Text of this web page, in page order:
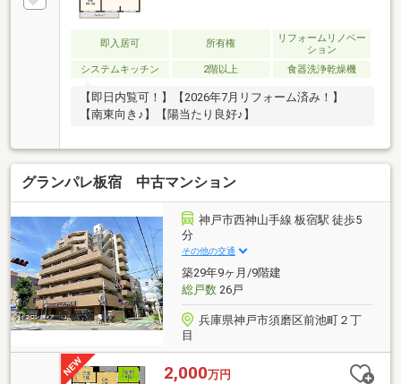
即入居可 所有権
リフォームリノベー
ション
システムキッチン
2階以上 食器洗浄乾燥機
【即日内覧可！】【2026年7月リフォーム済み！】
【南東向き♪】【陽当たり良好♪】
グランパレ板宿 中古マンション
神戸市西神山手線 板宿駅 徒歩5
分
その他の交通
築29年9ヶ月/9階建
総戸数26戸
兵庫県神戸市須磨区前池町２丁
目
2,000万円